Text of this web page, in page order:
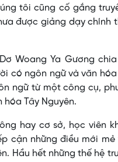
tôi cũng cố gắng
được giảng dạy chính
Woang Ya Gương
có ngôn ngữ và văn
ngữ từ một công cụ,
Tây Nguyên.
hay cơ sở, học viên
cận những điều mới
Hầu hết những thế hệ